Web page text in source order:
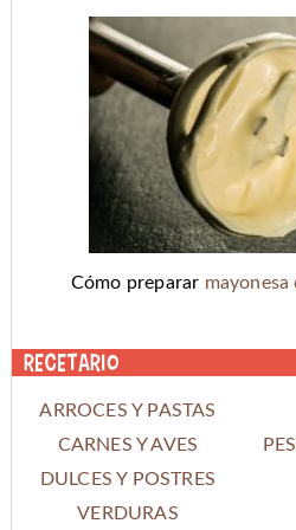
Cómo preparar mayonesa
Recetario
ARROCES Y PASTAS
CARNES Y AVES
DULCES Y POSTRES
VERDURAS